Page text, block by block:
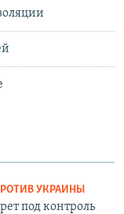
УКРАИНЫ
под контроль